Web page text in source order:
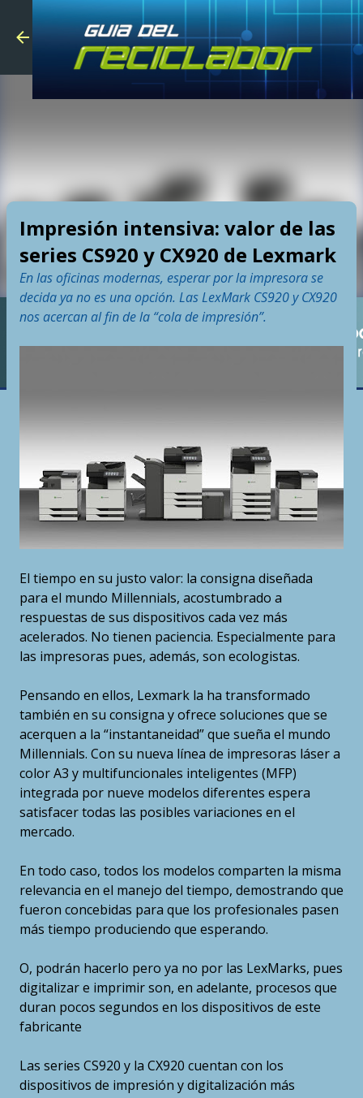
Skip to
Impresión intensiva: valor de las
series CS920 y CX920 de Lexmark
En las oficinas modernas, esperar por la impresora se
decida ya no es una opción. Las LexMark CS920 y CX920
nos acercan al fin de la “cola de impresión”.
El tiempo en su justo valor: la consigna diseñada
para el mundo Millennials, acostumbrado a
respuestas de sus dispositivos cada vez más
acelerados. No tienen paciencia. Especialmente para
las impresoras pues, además, son ecologistas.
Pensando en ellos, Lexmark la ha transformado
también en su consigna y ofrece soluciones que se
acerquen a la “instantaneidad” que sueña el mundo
Millennials. Con su nueva línea de impresoras láser a
color A3 y multifuncionales inteligentes (MFP)
integrada por nueve modelos diferentes espera
satisfacer todas las posibles variaciones en el
mercado.
En todo caso, todos los modelos comparten la misma
relevancia en el manejo del tiempo, demostrando que
fueron concebidas para que los profesionales pasen
más tiempo produciendo que esperando.
O, podrán hacerlo pero ya no por las LexMarks, pues
digitalizar e imprimir son, en adelante, procesos que
duran pocos segundos en los dispositivos de este
fabricante
Las series CS920 y la CX920 cuentan con los
dispositivos de impresión y digitalización más